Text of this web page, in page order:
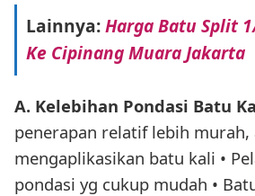
Lainnya:Harga Batu Split
Ke Cipinang Muara Jakarta
A. Kelebihan Pondasi Batu
penerapan relatif lebih murah,
mengaplikasikan batu kali •
pondasi yg cukup mudah •